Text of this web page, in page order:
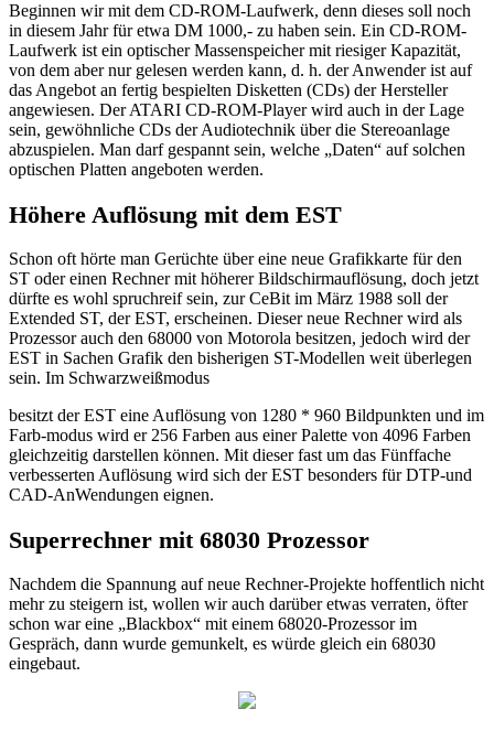
Beginnen wir mit dem CD-ROM-Laufwerk, denn dieses soll noch
in diesem Jahr für etwa DM 1000,- zu haben sein. Ein CD-ROM-
Laufwerk ist ein optischer Massenspeicher mit riesiger Kapazität,
von dem aber nur gelesen werden kann, d. h. der Anwender ist auf
das Angebot an fertig bespielten Disketten (CDs) der Hersteller
angewiesen. Der ATARI CD-ROM-Player wird auch in der Lage
sein, gewöhnliche CDs der Audiotechnik über die Stereoanlage
abzuspielen. Man darf gespannt sein, welche „Daten“ auf solchen
optischen Platten angeboten werden.
Höhere Auflösung mit dem EST
Schon oft hörte man Gerüchte über eine neue Grafikkarte für den
ST oder einen Rechner mit höherer Bildschirmauflösung, doch jetzt
dürfte es wohl spruchreif sein, zur CeBit im März 1988 soll der
Extended ST, der EST, erscheinen. Dieser neue Rechner wird als
Prozessor auch den 68000 von Motorola besitzen, jedoch wird der
EST in Sachen Grafik den bisherigen ST-Modellen weit überlegen
sein. Im Schwarzweißmodus
besitzt der EST eine Auflösung von 1280 * 960 Bildpunkten und im
Farb-modus wird er 256 Farben aus einer Palette von 4096 Farben
gleichzeitig darstellen können. Mit dieser fast um das Fünffache
verbesserten Auflösung wird sich der EST besonders für DTP-und
CAD-AnWendungen eignen.
Superrechner mit 68030 Prozessor
Nachdem die Spannung auf neue Rechner-Projekte hoffentlich nicht
mehr zu steigern ist, wollen wir auch darüber etwas verraten, öfter
schon war eine „Blackbox“ mit einem 68020-Prozessor im
Gespräch, dann wurde gemunkelt, es würde gleich ein 68030
eingebaut.